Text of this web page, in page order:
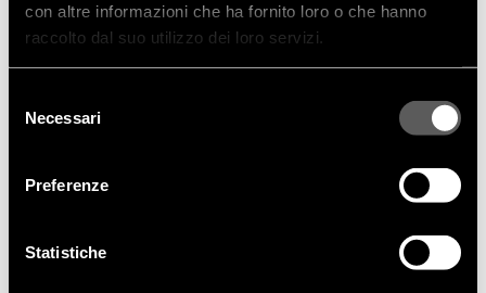
con altre informazioni che ha fornito loro o che hanno
raccolto dal suo utilizzo dei loro servizi.
delNecessari
Preferenze
Statistiche